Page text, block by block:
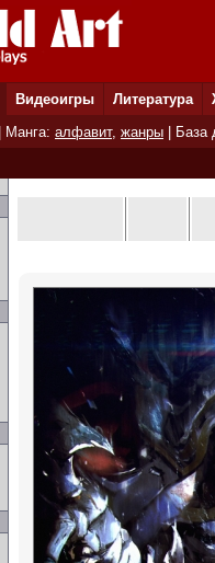
Видеоигры Литература
| Манга: алфавит, жанры База